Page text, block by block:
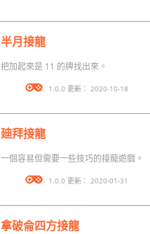
半月接龍
把加起來是 11 的牌找出來。
版本： 1.0.0 更新： 2020-10-18
廸拜接龍
一個容易但需要一些技巧的接龍遊戲。
版本： 1.0.0 更新： 2020-01-31
拿破侖四方接龍